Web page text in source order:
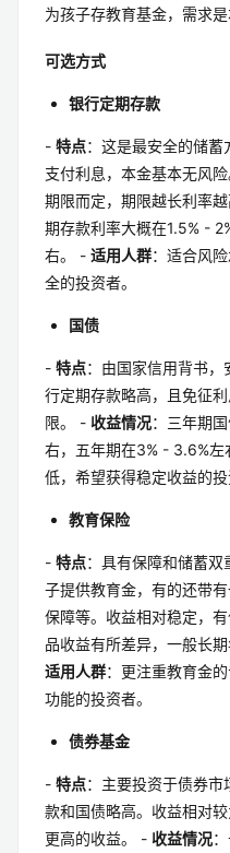
为孩子存教育基金，需求
可选方式
银行定期存款
- 特点：这是最安全的储
支付利息，本金基本无风
期限而定，期限越长利率
期存款利率大概在1.5% -
右。 - 适用人群：适合风
全的投资者。
国债
- 特点：由国家信用背书
行定期存款略高，且免征
限。 - 收益情况：三年期
右，五年期在3% - 3.6%左
低，希望获得稳定收益的投
教育保险
- 特点：具有保障和储蓄
子提供教育金，有的还带
保障等。收益相对稳定，
品收益有所差异，一般长
适用人群：更注重教育金
功能的投资者。
债券基金
- 特点：主要投资于债券
款和国债略高。收益相对
更高的收益。 - 收益情况